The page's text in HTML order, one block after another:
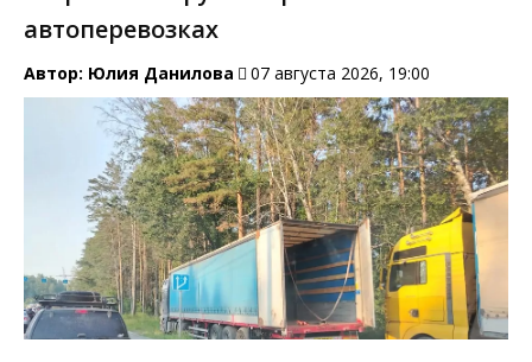
автоперевозках
Автор: Юлия Данилова 07 августа 2026, 19:00